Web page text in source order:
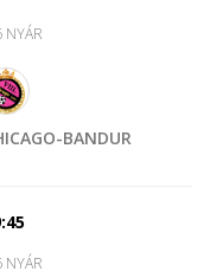
NYÁR
BANDUR
NYÁR